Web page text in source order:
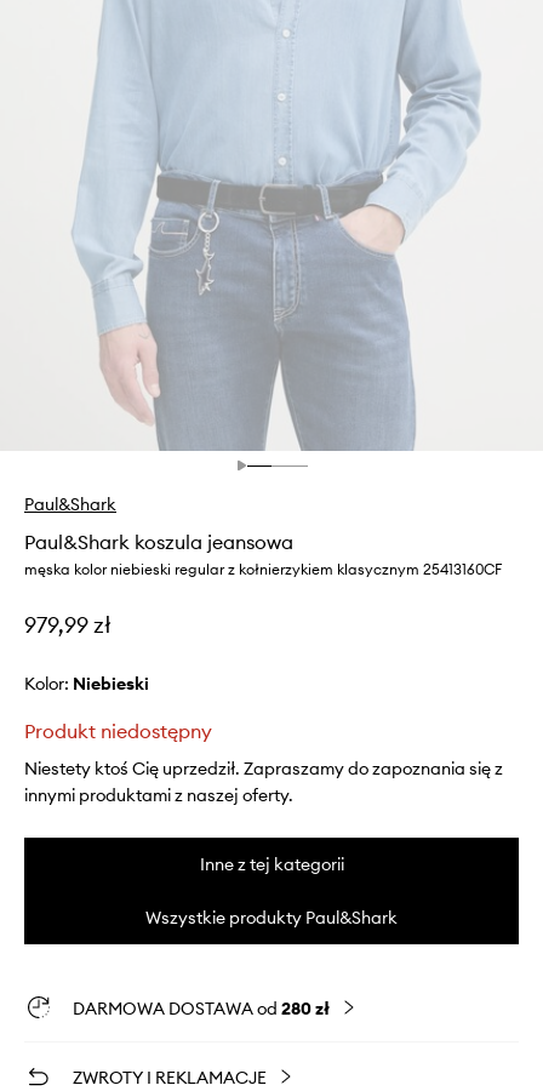
Paul&Shark
Paul&Shark koszula jeansowa
męska kolor niebieski regular z kołnierzykiem klasycznym 25413160CF
979,99 zł
Kolor: niebieski
Produkt niedostępny
Niestety ktoś Cię uprzedził. Zapraszamy do zapoznania się z
innymi produktami z naszej oferty.
Inne z tej kategorii
Wszystkie produkty Paul&Shark
DARMOWA DOSTAWA od 280 zł
ZWROTY I REKLAMACJE